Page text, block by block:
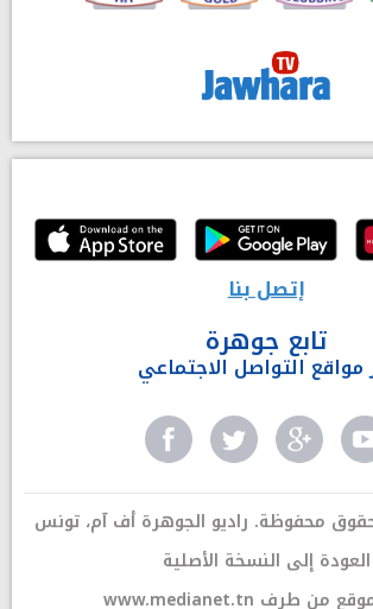
إتصل بنا
تابع جوهرة
مواقع التواصل الاجتماعي
العودة إلى النسخة الأصلية
www.medianet.tn من طرف